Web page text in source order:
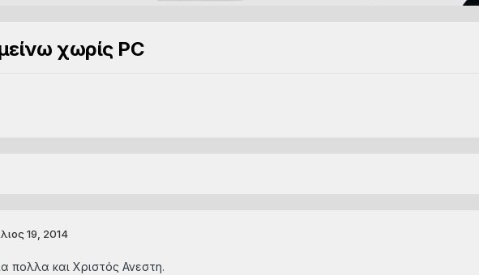
χωρίς PC
19, 2014
πολλα και Χριστός Ανεστη.